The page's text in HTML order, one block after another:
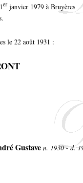
er janvier 1979 à Bruyères
le 22 août 1931 :
Gustave n. 1930 - d.